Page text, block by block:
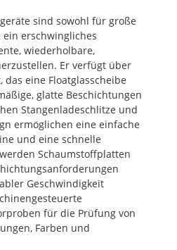
sind sowohl für große
ein erschwingliches
wiederholbare,
Er verfügt über
eine Floatglasscheibe
glatte Beschichtungen
Stangenladeschlitze und
ermöglichen eine einfache
und eine schnelle
Schaumstoffplatten
Geschwindigkeit
für die Prüfung von
Farben und